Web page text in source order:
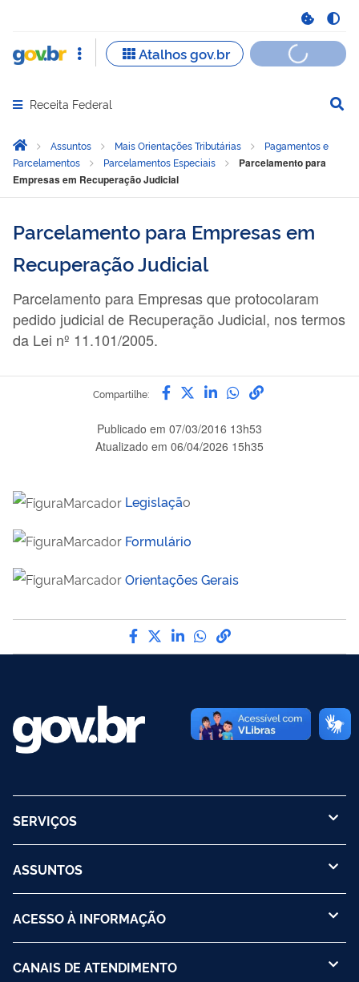
Abrir menu principal de navegação
Receita Federal
Você está aqui:
Página Inicial
Assuntos Mais Orientações Tributárias
Pagamentos e
Parcelamentos
Parcelamentos Especiais
Parcelamento para
Empresas em Recuperação Judicial
Parcelamento para Empresas em
Recuperação Judicial
Parcelamento para Empresas que protocolaram
pedido judicial de Recuperação Judicial, nos termos
da Lei nº 11.101/2005.
Compartilhe: Compartilhe por Facebook
Compartilhe por Twitter
Compartilhe por
Compartilhe por
link para
Publicado em 07/03/2016 13h53
Atualizado em 06/04/2026 15h35
Legislação
Formulário
Orientações Gerais
Compartilhe por Facebook
Compartilhe por Twitter
Compartilhe por LinkedIn
Compartilhe por
link para Copiar
SERVIÇOS
ASSUNTOS
ACESSO À INFORMAÇÃO
CANAIS DE ATENDIMENTO